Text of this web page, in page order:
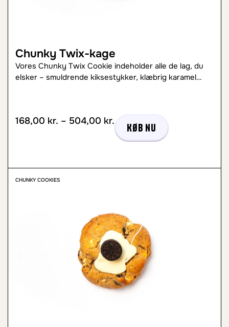
Chunky Twix-kage
Vores Chunky Twix Cookie indeholder alle de lag, du
elsker – smuldrende kiksestykker, klæbrig karamel…
168,00 kr. – 504,00 kr.
Køb nu
CHUNKY COOKIES